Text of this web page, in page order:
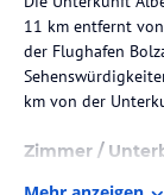
11 km entfernt
der Flughafen
km von der
Zimmer /
Die Zimmer im